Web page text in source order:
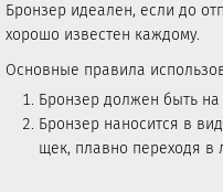
Бронзер идеален, если до
хорошо известен каждому.
Основные правила
Бронзер должен быть
Бронзер наносится в
щек, плавно переходя